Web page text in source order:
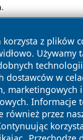
.
korzysta z plików
Używamy
dostawców w
marketingowych i
Informacje
również przez
Polityka